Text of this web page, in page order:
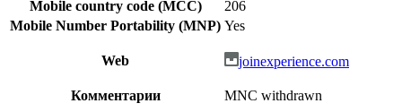
Mobile country code (MCC)
206
Mobile Number Portability (MNP) Yes
Web joinexperience.com
Комментарии MNC withdrawn